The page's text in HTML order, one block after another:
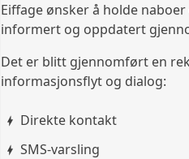
Eiffage ønsker å holde
informert og oppdatert
Det er blitt gjennomført en
informasjonsflyt og dialog:
Direkte kontakt
SMS-varsling